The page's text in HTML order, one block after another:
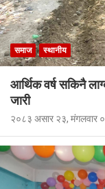
समाज स्थानीय
आर्थिक वर्ष सकिनै
जारी
२०८३ असार २३, मंगलवार